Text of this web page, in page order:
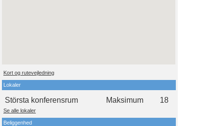
Kort og rutevejledning
Lokaler
Största konferensrum Maksimum 18
Se alle lokaler
Beliggenhed